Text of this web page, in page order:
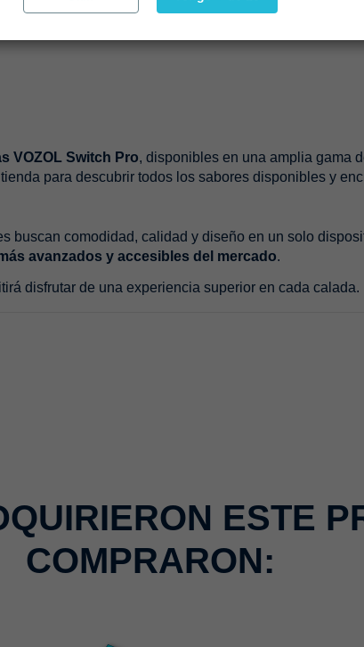
VOZOL Switch Pro, disponibles en una amplia gama
para descubrir todos los sabores disponibles y
buscan comodidad, calidad y diseño en un solo
avanzados y accesibles del mercado.
disfrutar de una experiencia superior en cada calada.
ESTE
COMPRARON: